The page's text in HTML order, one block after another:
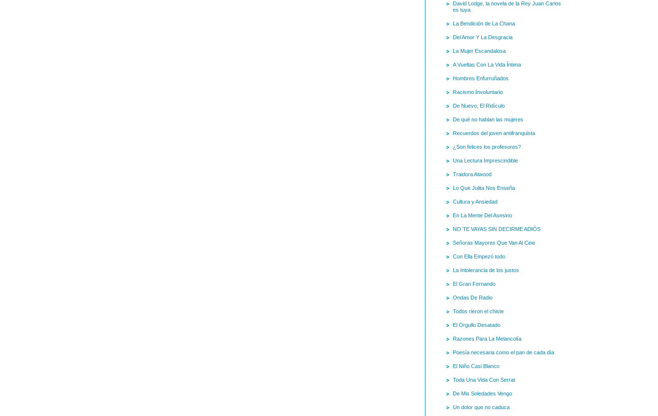
David Lodge, la novela de la Rey Juan Carlos
es tuya
La Bendición de La Chana
Del Amor Y La Desgracia
La Mujer Escandalosa
A Vueltas Con La Vida Íntima
Hombres Enfurruñados
Racismo Involuntario
De Nuevo, El Ridículo
De qué no hablan las mujeres
Recuerdos del joven antifranquista
¿Son felices los profesores?
Una Lectura Imprescindible
Traidora Atwood
Lo Que Julita Nos Enseña
Cultura y Ansiedad
En La Mente Del Asesino
NO TE VAYAS SIN DECIRME ADIÓS
Señoras Mayores Que Van Al Cine
Con Ella Empezó todo
La Intolerancia de los justos
El Gran Fernando
Ondas De Radio
Todos rieron el chiste
El Orgullo Desatado
Razones Para La Melancolía
Poesía necesaria como el pan de cada día
El Niño Casi Blanco
Toda Una Vida Con Serrat
De Mis Soledades Vengo
Un dolor que no caduca